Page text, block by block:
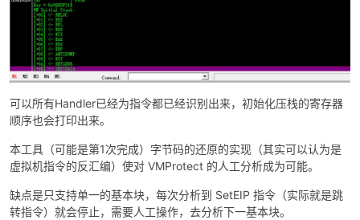
jie.
可以所有Handler已经为指令都已经识别出来，初始化压栈的寄存器
顺序也会打印出来。
本工具（可能是第1次完成）字节码的还原的实现（其实可以认为是
虚拟机指令的反汇编）使对 VMProtect 的人工分析成为可能。
缺点是只支持单一的基本块，每次分析到 SetEIP 指令（实际就是跳
转指令）就会停止，需要人工操作，去分析下一基本块。